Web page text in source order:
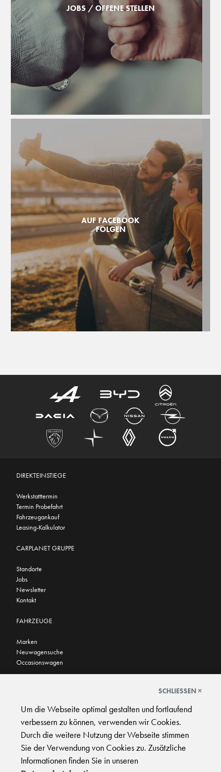
JOBS / OFFENE STELLEN
AUF FACEBOOK
FOLGEN
DIREKTEINSTIEGE
Werkstatttermin
Termin Probefahrt
Fahrzeugankauf
Leasing-Kalkulator
CARPLANET GRUPPE
Standorte
Jobs
Newsletter
Kontakt
FAHRZEUGE
Marken
Neuwagensuche
Occasionswagen
AGB|Impressum|Datenschutz|Support
SCHLIESSEN ×
Um die Webseite optimal gestalten und fortlaufend
verbessern zu können, verwenden wir Cookies.
Durch die weitere Nutzung der Webseite stimmen
Sie der Verwendung von Cookies zu. Zusätzliche
Informationen finden Sie in unseren